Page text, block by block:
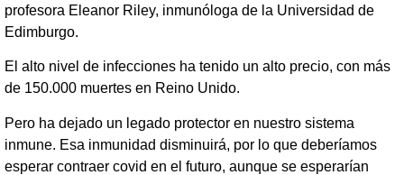
profesora Eleanor Riley, inmunóloga de la Universidad de
Edimburgo.
El alto nivel de infecciones ha tenido un alto precio, con más
de 150.000 muertes en Reino Unido.
Pero ha dejado un legado protector en nuestro sistema
inmune. Esa inmunidad disminuirá, por lo que deberíamos
esperar contraer covid en el futuro, aunque se esperarían